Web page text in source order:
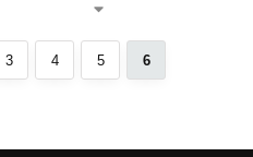
3 4 5 6